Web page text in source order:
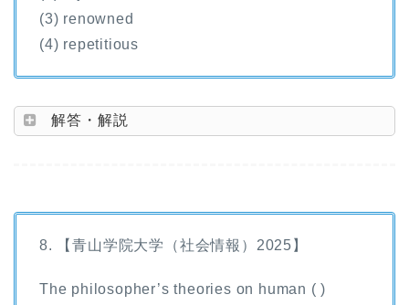
(3) renowned
(4) repetitious
解答・解説
8. 【青山学院大学（社会情報）2025】
The philosopher’s theories on human ( )